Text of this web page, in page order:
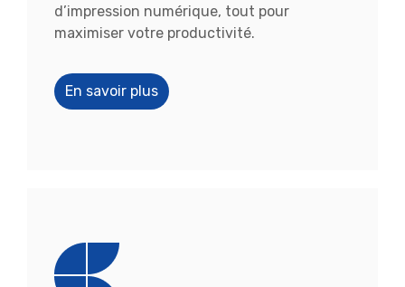
d’impression numérique, tout pour
maximiser votre productivité.
En savoir plus